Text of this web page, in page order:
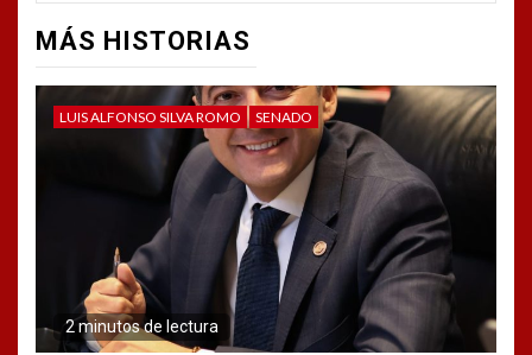
MÁS HISTORIAS
LUIS ALFONSO SILVA ROMO SENADO
2 minutos de lectura